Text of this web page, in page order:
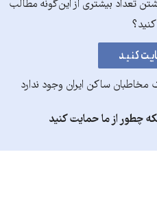
تعداد بیشتری از این‌گونه مطالب
ساکن ایران وجود ندارد
چطور از ما حمایت کنید